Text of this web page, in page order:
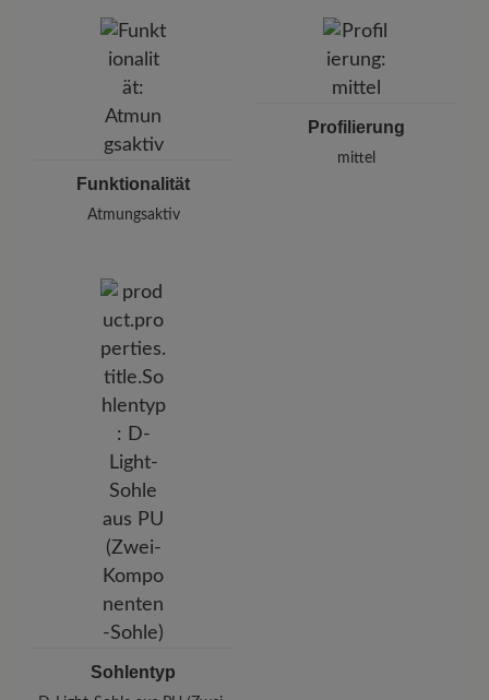
Funktionalität
Atmungsaktiv
Profilierung
mittel
Sohlentyp